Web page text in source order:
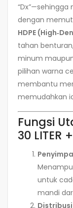
dengan
HDPE
tahan
minum
pilihan warna
membantu
memudahkan
Fungsi
30 LITER
untuk
mandi